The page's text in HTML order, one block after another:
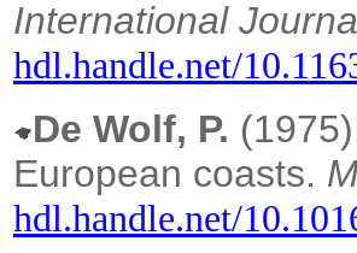
International
hdl.handle.net/
De Wolf, P.
European coasts.
hdl.handle.net/